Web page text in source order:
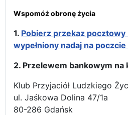
Wspomóż obronę życia
1. Pobierz przekaz
wypełniony nadaj na
2. Przelewem bankowym na
Klub Przyjaciół Ludzkiego
ul. Jaśkowa Dolina 47/1a
80-286 Gdańsk